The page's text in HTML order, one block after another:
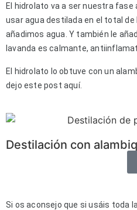
El hidrolato va a ser nuestra
usar agua destilada en el total
añadimos agua. Y también le
lavanda es calmante,
El hidrolato lo obtuve con un
dejo este post aquí.
Destilación con
Si os aconsejo que si usáis toda